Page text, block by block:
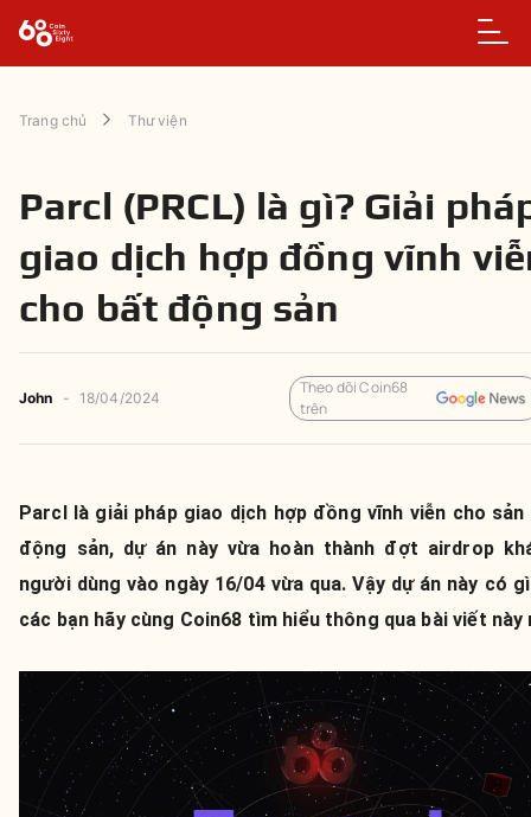
Trang chủ Thư viện
Parcl (PRCL) là gì? Giải
giao dịch hợp đồng vĩnh
cho bất động sản
John - 18/04/2024
Theo dõi Coin68
trên
Parcl là giải pháp giao dịch hợp đồng vĩnh viễn cho sản
động sản, dự án này vừa hoàn thành đợt airdrop
người dùng vào ngày 16/04 vừa qua. Vậy dự án này có
các bạn hãy cùng Coin68 tìm hiểu thông qua bài viết này